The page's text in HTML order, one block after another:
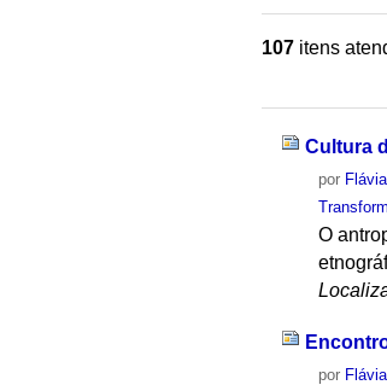
107 itens
Cultura
por
O
por